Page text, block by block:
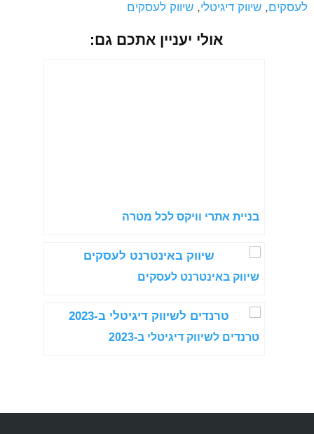
לעסקים, שיווק דיגיטלי, שיווק לעסקים
אולי יעניין אתכם גם:
בניית אתרי וויקס לכל מטרה
שיווק באינטרנט לעסקים
טרנדים לשיווק דיגיטלי ב-2023